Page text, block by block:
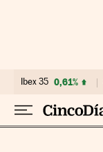
Ibex 35 0,61%